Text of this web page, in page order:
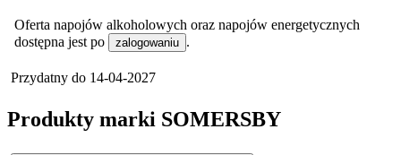
Oferta napojów alkoholowych oraz napojów energetycznych
dostępna jest po
zalogowaniu .
Przydatny do 14-04-2027
Produkty marki SOMERSBY